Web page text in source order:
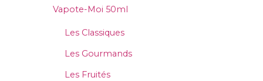
Vapote-Moi 50ml
Les Classiques
Les Gourmands
Les Fruités